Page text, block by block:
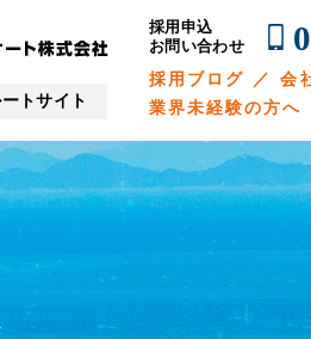
トサイト
採用申込
お問い合わせ
採用ブログ 会
業界未経験の方へ